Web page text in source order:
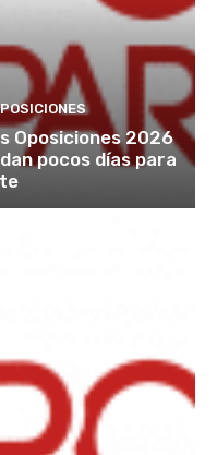
Oposiciones 2026
pocos días para